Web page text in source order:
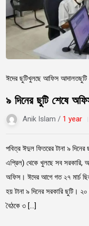
ঈদের ছুটিখুলছে আফিস আদালত
৯ দিনের ছুটি শেষে
Anik Islam / 1 year
পবিত্র ঈদুল ফিতরের টানা ৯
এপ্রিল) থেকে খুলছে সব সরকারি,
অফিস। ঈদের আগে গত ২৭ মার্চ
হয় টানা ৯ দিনের সরকারি ছুটি। ২০
বৈঠকে ৩ […]